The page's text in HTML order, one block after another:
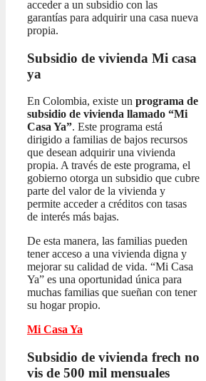
acceder a un subsidio con las
garantías para adquirir una casa nueva
propia.
Subsidio de vivienda Mi casa
ya
En Colombia, existe un programa de
subsidio de vivienda llamado “Mi
Casa Ya”. Este programa está
dirigido a familias de bajos recursos
que desean adquirir una vivienda
propia. A través de este programa, el
gobierno otorga un subsidio que cubre
parte del valor de la vivienda y
permite acceder a créditos con tasas
de interés más bajas.
De esta manera, las familias pueden
tener acceso a una vivienda digna y
mejorar su calidad de vida. “Mi Casa
Ya” es una oportunidad única para
muchas familias que sueñan con tener
su hogar propio.
Mi Casa Ya
Subsidio de vivienda frech no
vis de 500 mil mensuales